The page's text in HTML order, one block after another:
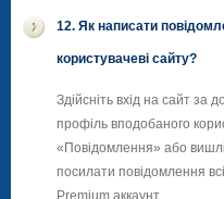
12. Як написати
користувачеві сайту?
Здійсніть вхід на сайт за
профіль вподобаного
«Повідомлення» або
посилати повідомлення
Premium аккаунт.